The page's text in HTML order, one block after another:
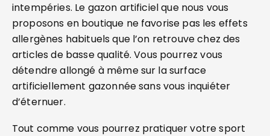
intempéries. Le gazon artificiel que nous vous
proposons en boutique ne favorise pas les effets
allergènes habituels que l’on retrouve chez des
articles de basse qualité. Vous pourrez vous
détendre allongé à même sur la surface
artificiellement gazonnée sans vous inquiéter
d’éternuer.
Tout comme vous pourrez pratiquer votre sport